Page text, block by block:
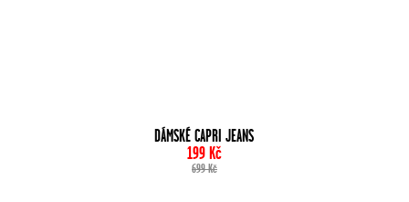
DÁMSKÉ CAPRI JEANS
199Kč
699Kč